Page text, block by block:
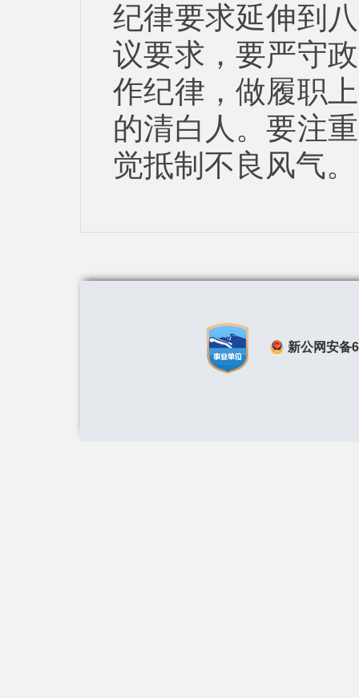
纪律要求延伸到
议要求，要严守
作纪律，做履职
的清白人。要注
觉抵制不良风气。
新公网安备